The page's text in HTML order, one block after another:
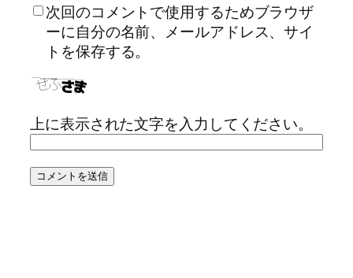
次回のコメントで使用するためブラウザ
ーに自分の名前、メールアドレス、サイ
トを保存する。
上に表示された文字を入力してください。